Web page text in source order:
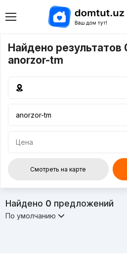
Найдено результатов
anorzor-tm
Цена
Смотреть на карте
Найдено 0 предложений
По умолчанию